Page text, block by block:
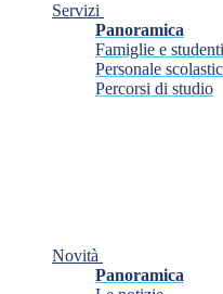
Servizi
Panoramica
Famiglie e studenti
Personale
Percorsi di studio
Novità
Panoramica